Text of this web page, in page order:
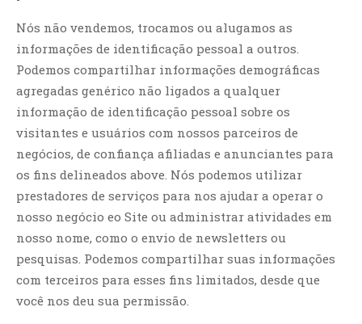
Nós não vendemos, trocamos ou alugamos as
informações de identificação pessoal a outros.
Podemos compartilhar informações demográficas
agregadas genérico não ligados a qualquer
informação de identificação pessoal sobre os
visitantes e usuários com nossos parceiros de
negócios, de confiança afiliadas e anunciantes para
os fins delineados above. Nós podemos utilizar
prestadores de serviços para nos ajudar a operar o
nosso negócio eo Site ou administrar atividades em
nosso nome, como o envio de newsletters ou
pesquisas. Podemos compartilhar suas informações
com terceiros para esses fins limitados, desde que
você nos deu sua permissão.